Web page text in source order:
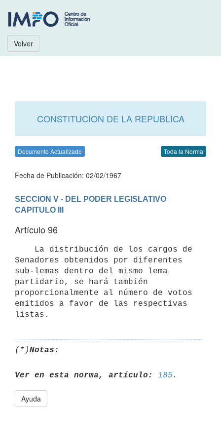
Volver
CONSTITUCION DE LA REPUBLICA
Documento Actualizado Toda la Norma
Fecha de Publicación: 02/02/1967
SECCION V - DEL PODER LEGISLATIVO
CAPITULO III
Artículo 96
Senadores obtenidos por diferentes
sub-lemas dentro del mismo lema
partidario, se hará también
proporcionalmente al número de votos
emitidos a favor de las respectivas
(*)Notas:
Ver en esta norma, artículo: 185
Ayuda